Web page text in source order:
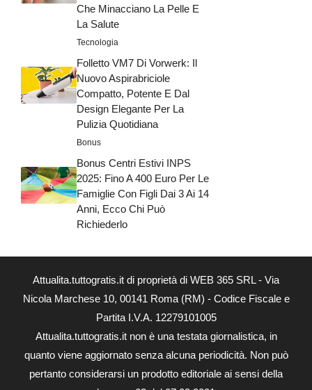
Che Minacciano La Pelle E
La Salute
Tecnologia
Folletto VM7 Di Vorwerk: Il
Nuovo Aspirabriciole
Compatto, Potente E Dal
Design Elegante Per La
Pulizia Quotidiana
Bonus
Bonus Centri Estivi INPS
2025: Fino A 400 Euro Per Le
Famiglie Con Figli Dai 3 Ai 14
Anni, Ecco Chi Può
Richiederlo
Attualita.tuttogratis.it di proprietà di WEB 365 SRL - Via
Nicola Marchese 10, 00141 Roma (RM) - Codice Fiscale e
Partita I.V.A. 12279101005
Attualita.tuttogratis.it non è una testata giornalistica, in
quanto viene aggiornato senza alcuna periodicità. Non può
pertanto considerarsi un prodotto editoriale ai sensi della